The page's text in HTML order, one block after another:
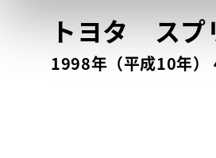
選
トヨタ ス
1998年（平成10年）